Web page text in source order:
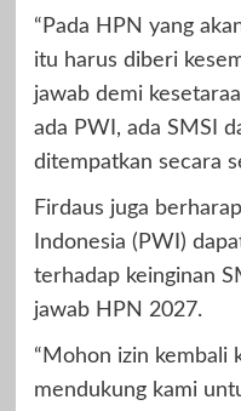
“Pada HPN yang
itu harus diberi
jawab demi
ada PWI, ada SMSI
ditempatkan secara
Firdaus juga
Indonesia (PWI)
terhadap keinginan
jawab HPN 2027.
“Mohon izin kembali
mendukung kami